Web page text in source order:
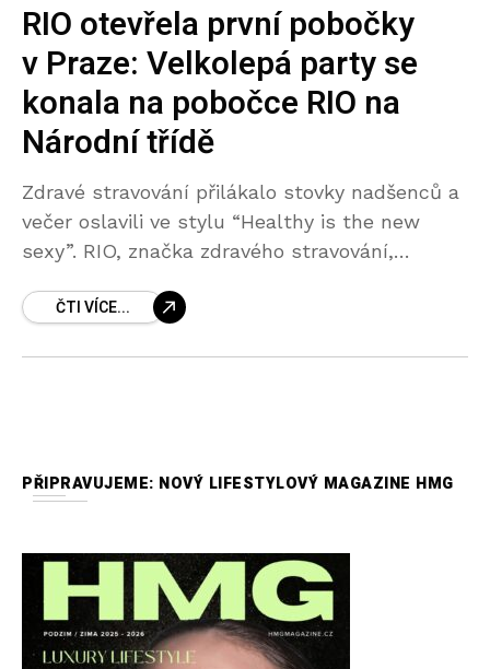
RIO otevřela první pobočky
v Praze: Velkolepá party se
konala na pobočce RIO na
Národní třídě
Zdravé stravování přilákalo stovky nadšenců a
večer oslavili ve stylu “Healthy is the new
sexy”. RIO, značka zdravého stravování,
party se konala na
ČTI VÍCE...
PŘIPRAVUJEME: NOVÝ LIFESTYLOVÝ MAGAZINE HMG